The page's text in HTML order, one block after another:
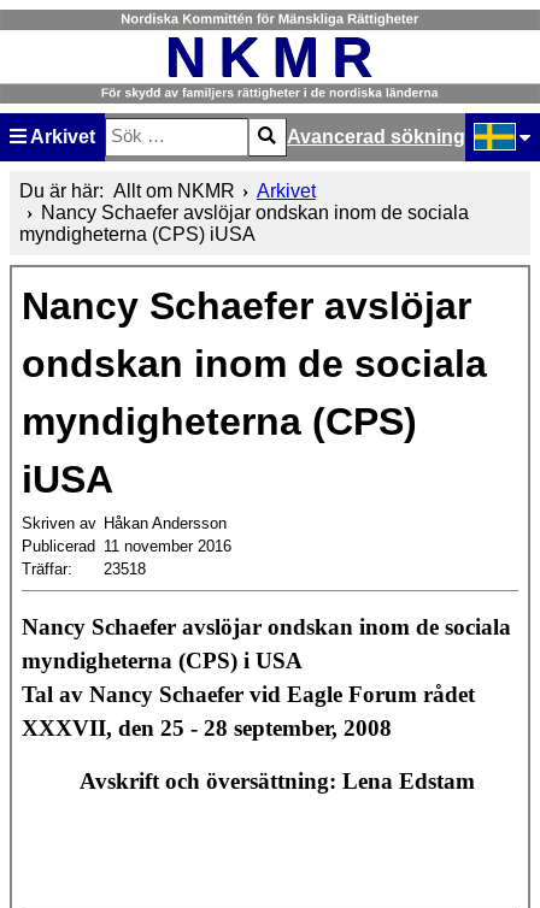
Arkivet
Sök
Type 2 or more characters for results.
Avancerad sökning
Du är här: Allt om NKMR
Arkivet
Nancy Schaefer avslöjar ondskan inom de sociala
myndigheterna (CPS) iUSA
Nancy Schaefer avslöjar
ondskan inom de sociala
myndigheterna (CPS)
iUSA
Skriven av Håkan Andersson
Publicerad 11 november 2016
Träffar:
23518
Nancy Schaefer avslöjar ondskan inom de sociala
myndigheterna (CPS) i USA
Tal av Nancy Schaefer vid Eagle Forum rådet
XXXVII, den 25 - 28 september, 2008
Avskrift och översättning: Lena Edstam